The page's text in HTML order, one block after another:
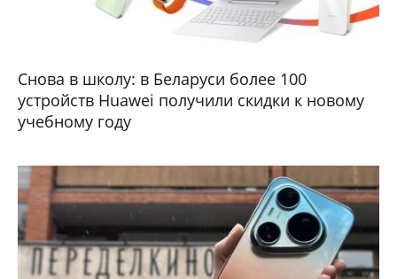
Снова в школу: в Беларуси более 100
устройств Huawei получили скидки к новому
учебному году